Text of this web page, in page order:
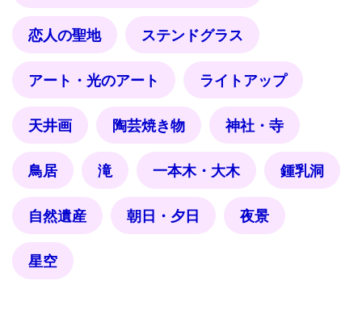
恋人の聖地 ステンドグラス
アート・光のアート ライトアップ
天井画 陶芸焼き物 神社・寺
鳥居 滝 一本木・大木 鍾乳洞
自然遺産 朝日・夕日 夜景
星空